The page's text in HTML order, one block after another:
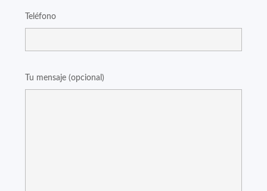
Teléfono
Tu mensaje (opcional)